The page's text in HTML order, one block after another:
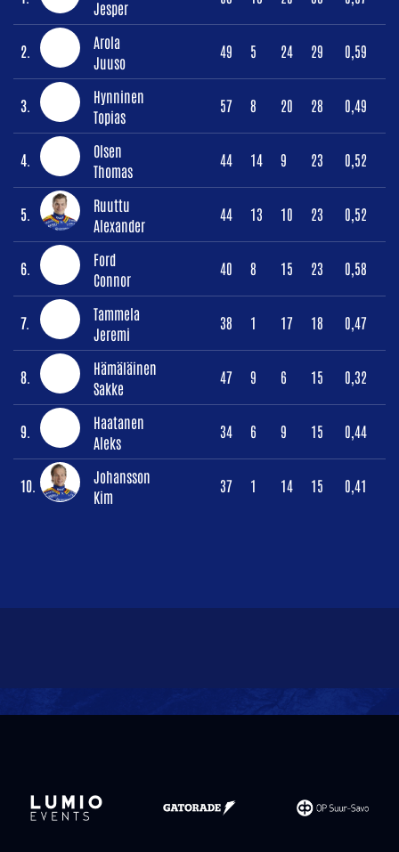
Jesper
2.
Arola
Juuso
49 5 24 29 0,59
3.
Hynninen
Topias
57 8 20 28 0,49
4.
Olsen
Thomas
44 14 9 23 0,52
5.
Ruuttu
Alexander
44 13 10 23 0,52
6.
Ford
Connor
40 8 15 23 0,58
7.
Tammela
Jeremi
38 1 17 18 0,47
8.
Hämäläinen
Sakke
47 9 6 15 0,32
9.
Haatanen
Aleks
34 6 9 15 0,44
10.
Johansson
Kim
37 1 14 15 0,41